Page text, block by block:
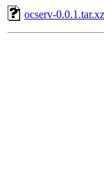
ocserv-0.0.1.tar.xz